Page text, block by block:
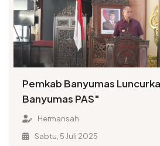
Pemkab Banyumas
Banyumas PAS"
Hermansah
Sabtu, 5 Juli 2025